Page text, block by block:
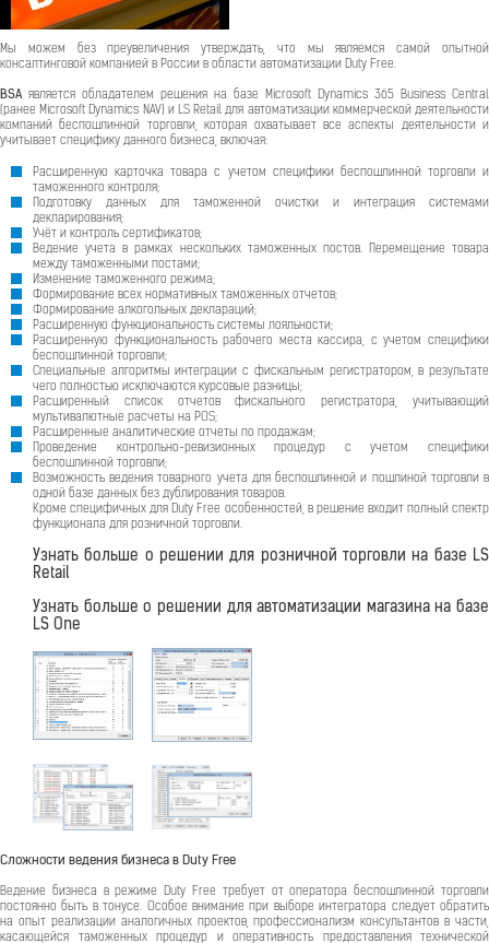
Мы можем без преувеличения утверждать, что мы являемся самой опытной
консалтинговой компанией в России в области автоматизации Duty Free.
BSA является обладателем решения на базе Microsoft Dynamics 365 Business Central
(ранее Microsoft Dynamics NAV) и LS Retail для автоматизации коммерческой деятельности
компаний беспошлинной торговли, которая охватывает все аспекты деятельности и
учитывает специфику данного бизнеса, включая:
Расширенную карточка товара с учетом специфики беспошлинной торговли и
таможенного контроля;
Подготовку данных для таможенной очистки и интеграция системами
декларирования;
Учёт и контроль сертификатов;
Ведение учета в рамках нескольких таможенных постов. Перемещение товара
между таможенными постами;
Изменение таможенного режима;
Формирование всех нормативных таможенных отчетов;
Формирование алкогольных деклараций;
Расширенную функциональность системы лояльности;
Расширенную функциональность рабочего места кассира, с учетом специфики
беспошлинной торговли;
Специальные алгоритмы интеграции с фискальным регистратором, в результате
чего полностью исключаются курсовые разницы;
Расширенный список отчетов фискального регистратора, учитывающий
мультивалютные расчеты на POS;
Расширенные аналитические отчеты по продажам;
Проведение контрольно-ревизионных процедур с учетом специфики
беспошлинной торговли;
Возможность ведения товарного учета для беспошлинной и пошлиной торговли в
одной базе данных без дублирования товаров.
Кроме специфичных для Duty Free особенностей, в решение входит полный спектр
функционала для розничной торговли.
Узнать больше о решении для розничной торговли на базе LS
Retail
Узнать больше о решении для автоматизации магазина на базе
LS One
Сложности ведения бизнеса в Duty Free
Ведение бизнеса в режиме Duty Free требует от оператора беспошлинной торговли
постоянно быть в тонусе. Особое внимание при выборе интегратора следует обратить
на опыт реализации аналогичных проектов, профессионализм консультантов в части,
касающейся таможенных процедур и оперативность предоставления технической